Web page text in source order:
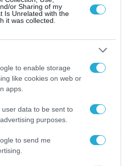
or Sharing of my
Is Unrelated with the
it was collected.
to enable storage
like cookies on web or
apps.
user data to be sent to
purposes.
to send me
στα δυτικά
4 και στα ανατολικά από
4 με 6 μποφόρ.
θα σημειώσει αξιόλογη
ΤΕΤΑΡΤΗ 20-08-2025
με τοπικές νεφώσεις
απογευματινές ώρες στα
πιθανώς να σημειωθούν